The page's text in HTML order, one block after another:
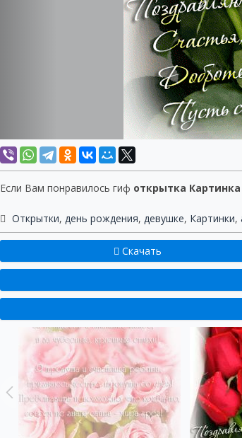
Если Вам понравилось гиф открытка
Открытки, день рождения, девушке, Картинки,
Скачать